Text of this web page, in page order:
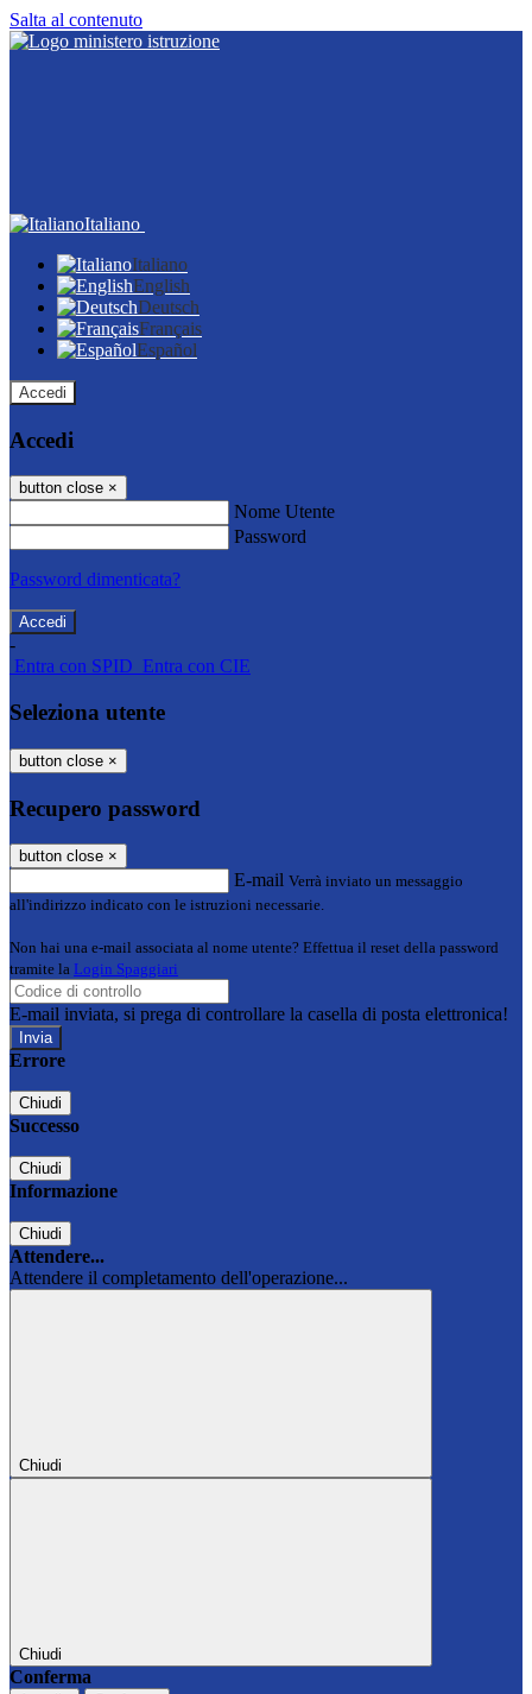
Salta al contenuto
Italiano
Italiano
English
Deutsch
Français
Español
Accedi
Accedi
button close ×
Nome Utente
Password
Password dimenticata?
-
Entra con SPID Entra con CIE
Seleziona utente
button close ×
Recupero password
button close ×
E-mail Verrà inviato un messaggio
all'indirizzo indicato con le istruzioni necessarie.
Non hai una e-mail associata al nome utente? Effettua il reset della password
tramite la Login Spaggiari
E-mail inviata, si prega di controllare la casella di posta elettronica!
Errore
Chiudi
Successo
Chiudi
Informazione
Chiudi
Attendere...
Attendere il completamento dell'operazione...
Chiudi
Chiudi
Conferma